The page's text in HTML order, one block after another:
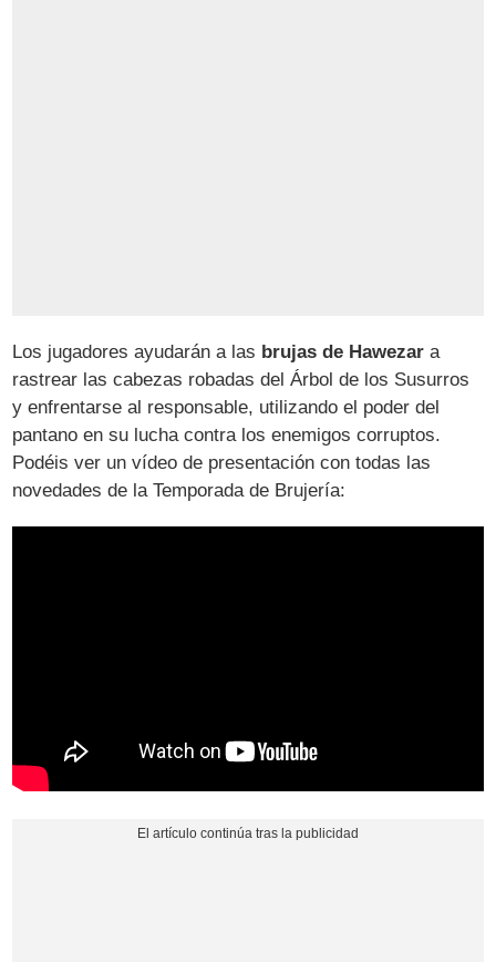
Los jugadores ayudarán a las brujas de Hawezar a
rastrear las cabezas robadas del Árbol de los Susurros
y enfrentarse al responsable, utilizando el poder del
pantano en su lucha contra los enemigos corruptos.
Podéis ver un vídeo de presentación con todas las
novedades de la Temporada de Brujería: